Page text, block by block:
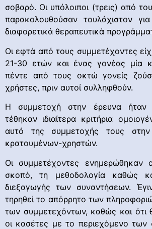
σοβαρό. Οι υπόλοιποι (τρεις) από
παρακολουθούσαν τουλάχιστον
διαφορετικά θεραπευτικά
Οι εφτά από τους συμμετέχοντες
21-30 ετών και ένας γονέας μία
πέντε από τους οκτώ γονείς
χρήστες, πριν αυτοί συλληφθούν.
Η συμμετοχή στην έρευνα ήταν
τέθηκαν ιδιαίτερα κριτήρια
αυτό της συμμετοχής τους
κρατουμένων-χρηστών.
Οι συμμετέχοντες ενημερώθηκαν
σκοπό, τη μεθοδολογία καθώς
διεξαγωγής των συναντήσεων.
τηρηθεί το απόρρητο των
των συμμετεχόντων, καθώς και ότι
οι κασέτες με το περιεχόμενο των